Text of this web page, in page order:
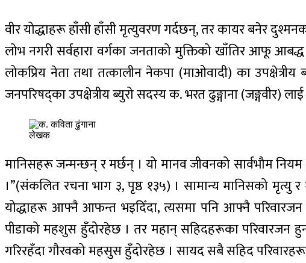
वीर योद्धाहरू हाँसी हाँसी मृत्युवरण गर्दछन्, तर कायर बनेर
लोभ नगरी सर्वहारा वर्गका जनताको मुक्तिको खाँतिर आफू आबद्ध
लोकप्रिय नेता तथा तत्कालीन नेकपा (माओवादी) का
जनपरिषद्का उपक्षेत्रीय ब्युरो सदस्य क. भरत ढुङ्गाना (जङ्गवीर)
लेखक
मानिसहरू जन्मन्छन् र मर्छन् । यो मानव जीवनको सार्वभौम
।”(संकलित रचना भाग ३, पृष्ठ १३५) । सामान्य मानिसको मृत्यु
योद्धाहरू आफ्नै आफन्त भइदिँदा, त्यसमा पनि आफ्नै परिवारजन
पीडाको महशुस हुँदोरहेछ । तर महान् सहिदहरूका परिवारजन
गरिरहँदा गौरवको महसुस हुँदोरहेछ । सायद सबै सहिद